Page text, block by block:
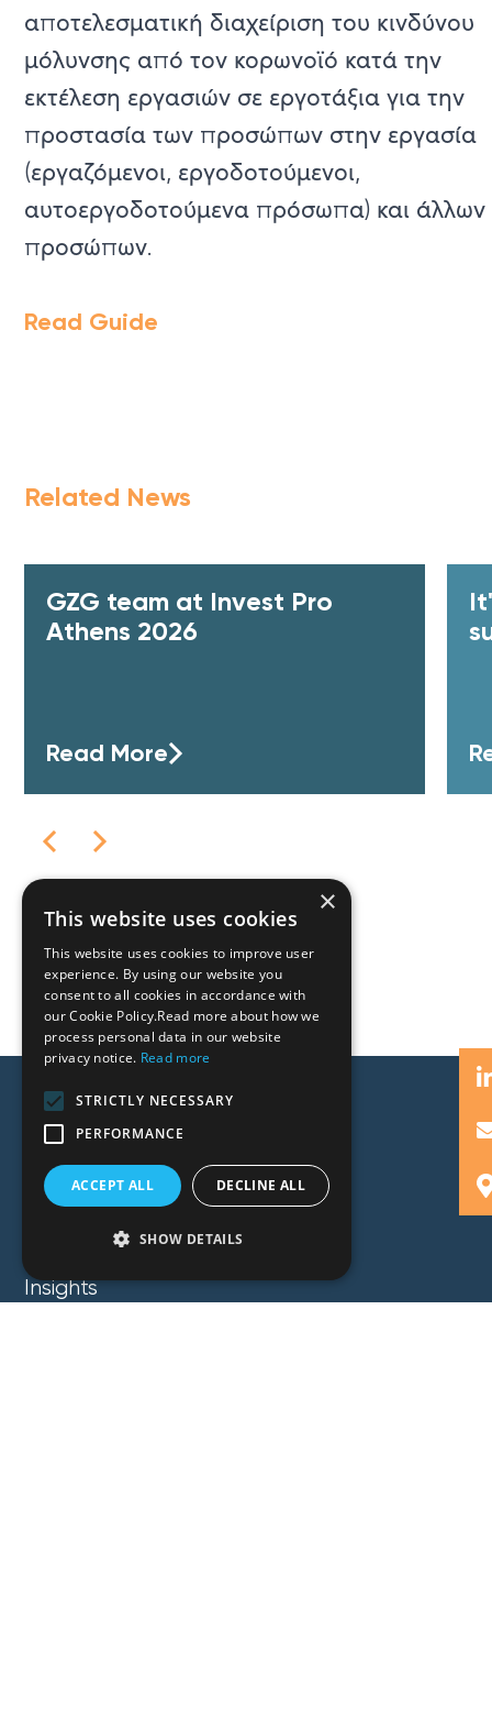
αποτελεσματική διαχείριση του κινδύνου
μόλυνσης από τον κορωνοϊό κατά την
εκτέλεση εργασιών σε εργοτάξια για την
προστασία των προσώπων στην εργασία
(εργαζόμενοι, εργοδοτούμενοι,
αυτοεργοδοτούμενα πρόσωπα) και άλλων
προσώπων.
Read Guide
Related News
GZG team at Invest Pro
Athens 2026
Read More
Insights
×
This website uses cookies
This website uses cookies to improve user
experience. By using our website you
consent to all cookies in accordance with
our Cookie Policy.Read more about how we
process personal data in our website
privacy notice. Read more
STRICTLY NECESSARY
PERFORMANCE
ACCEPT ALL DECLINE ALL
SHOW DETAILS